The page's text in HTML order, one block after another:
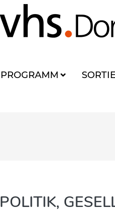
PROGRAMM
POLITIK,